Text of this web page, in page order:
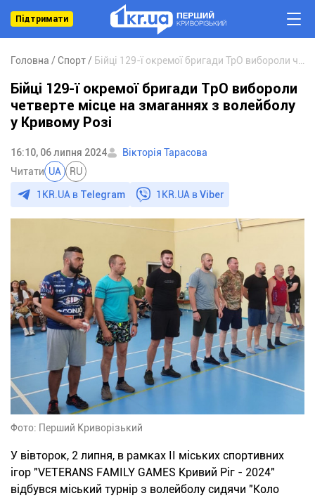
Підтримати
Головна Спорт
Бійці 129-ї окремої бригади ТрО вибороли
четверте місце на змаганнях з волейболу
у Кривому Розі
16:10, 06 липня 2024
Вікторія Тарасова
Читати UA RU
1KR.UA в Telegram 1KR.UA вViber
Фото: Перший Криворізький
У вівторок, 2 липня, в рамках II міських спортивних
ігор "VETERANS FAMILY GAMES Кривий Ріг - 2024"
відбувся міський турнір з волейболу сидячи "Коло